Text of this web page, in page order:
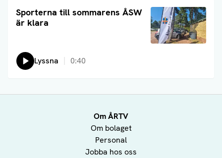
Sporterna till sommarens ÅSW
är klara
Läs artikel
Lyssna 0:40
Om ÅRTV
Om bolaget
Personal
Jobba hos oss